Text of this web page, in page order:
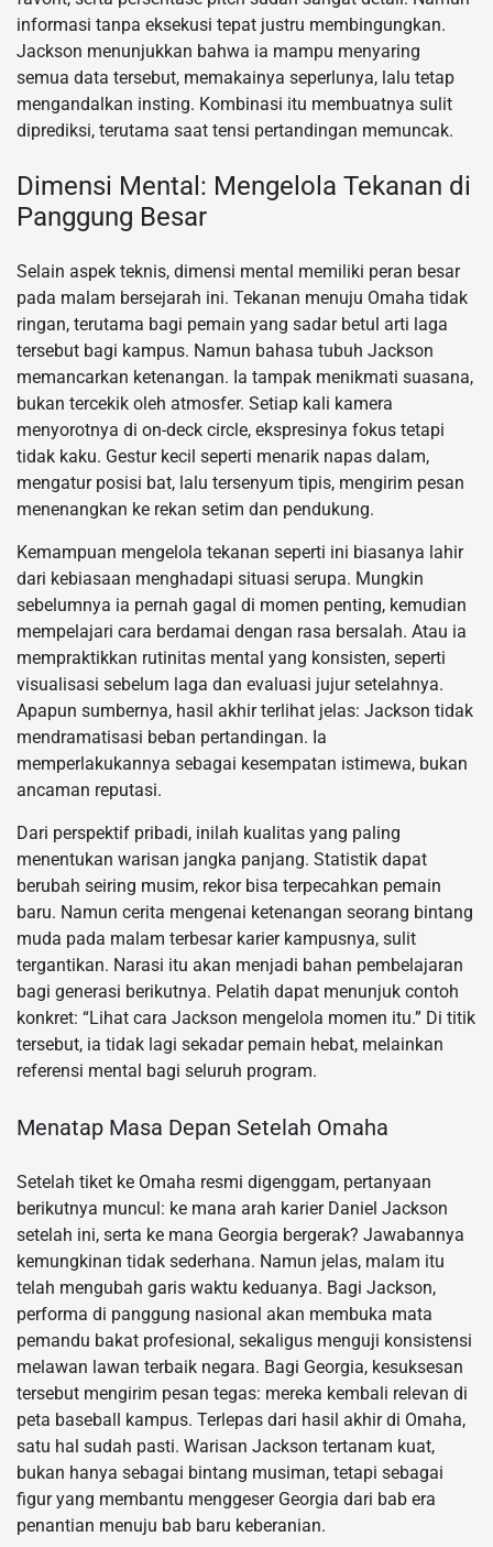
informasi tanpa eksekusi tepat justru membingungkan.
Jackson menunjukkan bahwa ia mampu menyaring
semua data tersebut, memakainya seperlunya, lalu tetap
mengandalkan insting. Kombinasi itu membuatnya sulit
diprediksi, terutama saat tensi pertandingan memuncak.
Dimensi Mental: Mengelola Tekanan di
Panggung Besar
Selain aspek teknis, dimensi mental memiliki peran besar
pada malam bersejarah ini. Tekanan menuju Omaha tidak
ringan, terutama bagi pemain yang sadar betul arti laga
tersebut bagi kampus. Namun bahasa tubuh Jackson
memancarkan ketenangan. Ia tampak menikmati suasana,
bukan tercekik oleh atmosfer. Setiap kali kamera
menyorotnya di on-deck circle, ekspresinya fokus tetapi
tidak kaku. Gestur kecil seperti menarik napas dalam,
mengatur posisi bat, lalu tersenyum tipis, mengirim pesan
menenangkan ke rekan setim dan pendukung.
Kemampuan mengelola tekanan seperti ini biasanya lahir
dari kebiasaan menghadapi situasi serupa. Mungkin
sebelumnya ia pernah gagal di momen penting, kemudian
mempelajari cara berdamai dengan rasa bersalah. Atau ia
mempraktikkan rutinitas mental yang konsisten, seperti
visualisasi sebelum laga dan evaluasi jujur setelahnya.
Apapun sumbernya, hasil akhir terlihat jelas: Jackson tidak
mendramatisasi beban pertandingan. Ia
memperlakukannya sebagai kesempatan istimewa, bukan
ancaman reputasi.
Dari perspektif pribadi, inilah kualitas yang paling
menentukan warisan jangka panjang. Statistik dapat
berubah seiring musim, rekor bisa terpecahkan pemain
baru. Namun cerita mengenai ketenangan seorang bintang
muda pada malam terbesar karier kampusnya, sulit
tergantikan. Narasi itu akan menjadi bahan pembelajaran
bagi generasi berikutnya. Pelatih dapat menunjuk contoh
konkret: “Lihat cara Jackson mengelola momen itu.” Di titik
tersebut, ia tidak lagi sekadar pemain hebat, melainkan
referensi mental bagi seluruh program.
Menatap Masa Depan Setelah Omaha
Setelah tiket ke Omaha resmi digenggam, pertanyaan
berikutnya muncul: ke mana arah karier Daniel Jackson
setelah ini, serta ke mana Georgia bergerak? Jawabannya
kemungkinan tidak sederhana. Namun jelas, malam itu
telah mengubah garis waktu keduanya. Bagi Jackson,
performa di panggung nasional akan membuka mata
pemandu bakat profesional, sekaligus menguji konsistensi
melawan lawan terbaik negara. Bagi Georgia, kesuksesan
tersebut mengirim pesan tegas: mereka kembali relevan di
peta baseball kampus. Terlepas dari hasil akhir di Omaha,
satu hal sudah pasti. Warisan Jackson tertanam kuat,
bukan hanya sebagai bintang musiman, tetapi sebagai
figur yang membantu menggeser Georgia dari bab era
penantian menuju bab baru keberanian.